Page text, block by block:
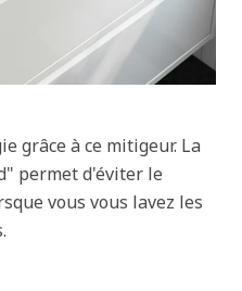
grâce à ce mitigeur. La
permet d'éviter le
vous vous lavez les